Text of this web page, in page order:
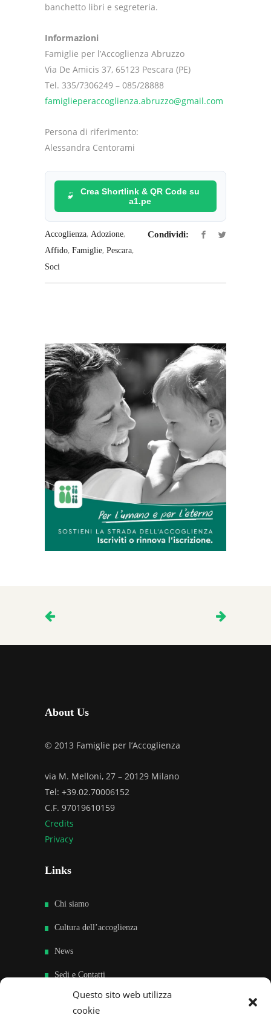
Questo sito web utilizza
cookie
banchetto libri e segreteria.
Informazioni
Famiglie per l’Accoglienza Abruzzo
Via De Amicis 37, 65123 Pescara (PE)
Tel. 335/7306249 – 085/28888
famiglieperaccoglienza.abruzzo@gmail.com
Persona di riferimento:
Alessandra Centorami
Crea Shortlink & QR Code su
a1.pe
Accoglienza, Adozione,
Affido, Famiglie, Pescara,
Soci
Condividi:
About Us
© 2013 Famiglie per l’Accoglienza
via M. Melloni, 27 – 20129 Milano
Tel: +39.02.70006152
C.F. 97019610159
Credits
Privacy
Links
Chi siamo
Cultura dell’accoglienza
News
Sedi e Contatti
Sostieni